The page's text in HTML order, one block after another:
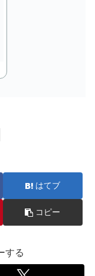
はてブ
コピー
する